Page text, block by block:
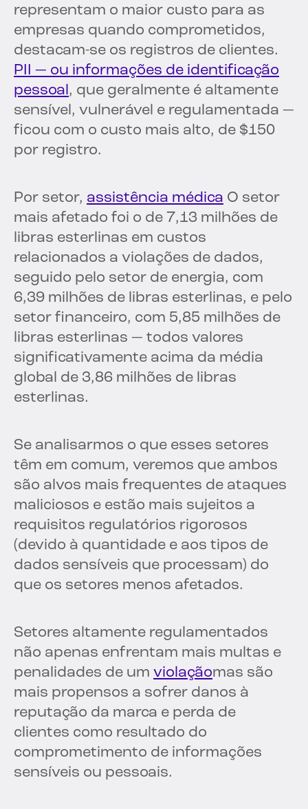
representam o maior custo para as
empresas quando comprometidos,
destacam-se os registros de clientes.
PII — ou informações de identificação
pessoal, que geralmente é altamente
sensível, vulnerável e regulamentada —
ficou com o custo mais alto, de $150
por registro.
Por setor, assistência médica O setor
mais afetado foi o de 7,13 milhões de
libras esterlinas em custos
relacionados a violações de dados,
seguido pelo setor de energia, com
6,39 milhões de libras esterlinas, e pelo
setor financeiro, com 5,85 milhões de
libras esterlinas — todos valores
significativamente acima da média
global de 3,86 milhões de libras
esterlinas.
Se analisarmos o que esses setores
têm em comum, veremos que ambos
são alvos mais frequentes de ataques
maliciosos e estão mais sujeitos a
requisitos regulatórios rigorosos
(devido à quantidade e aos tipos de
dados sensíveis que processam) do
que os setores menos afetados.
Setores altamente regulamentados
não apenas enfrentam mais multas e
penalidades de um violaçãomas são
mais propensos a sofrer danos à
reputação da marca e perda de
clientes como resultado do
comprometimento de informações
sensíveis ou pessoais.